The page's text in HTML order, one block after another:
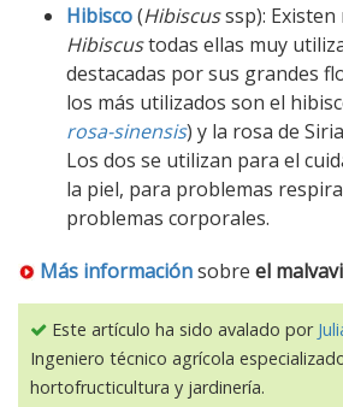
Hibisco(Hibiscusssp): Existen
Hibiscustodas ellas muy
destacadas por sus grandes
los más utilizados son el
rosa-sinensis) y la rosa de
Los dos se utilizan para el
la piel, para problemas
problemas corporales.
Más informaciónsobre el
Este artículo ha sido avalado por
Ingeniero técnico agrícola
hortofructicultura y jardinería.